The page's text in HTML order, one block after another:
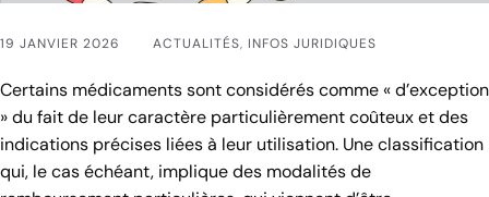
19 JANVIER 2026 ACTUALITÉS, INFOS JURIDIQUES
Certains médicaments sont considérés comme « d’exception
» du fait de leur caractère particulièrement coûteux et des
indications précises liées à leur utilisation. Une classification
qui, le cas échéant, implique des modalités de